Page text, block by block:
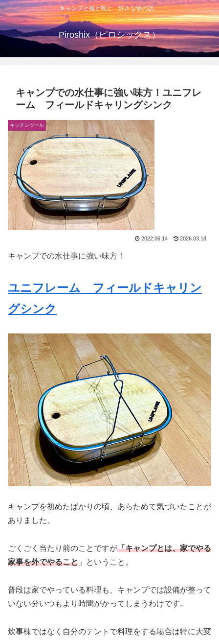
キャンプと服と靴と、好きな物の話。
Piroshix（ピロシックス）
キャンプでの水仕事に強い味方！ユニフレ
ーム フィールドキャリングシンク
キッチンツール
2022.06.14 2026.03.18
キャンプでの水仕事に強い味方！
ユニフレーム フィールドキャリン
グシンク
キャンプを初めたばかりの頃、あらためて気づいたことが
ありました。
ごくごく当たり前のことですが「キャンプとは、家でやる
家事を外でやること 」ということ。
普段は家でやっている料理も、キャンプでは設備が整って
いない分いつもより時間がかってしまうわけです。
炊事棟ではなく自分のテントで料理をする場合は特に大変